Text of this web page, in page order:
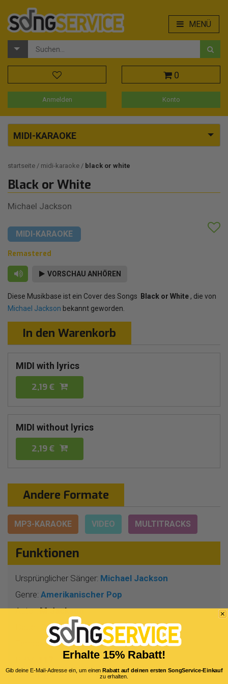
MENÜ
0
Anmelden Konto
MIDI-KARAOKE
startseite midi-karaoke black or white
Black or White
Michael Jackson
MIDI-KARAOKE
Remastered
VORSCHAU ANHÖREN
Diese Musikbase ist ein Cover des Songs Black or White , die von
Michael Jackson bekannt geworden.
In den Warenkorb
MIDI with lyrics
2,19 €
MIDI without lyrics
2,19 €
Andere Formate
MP3-KARAOKE VIDEO MULTITRACKS
Funktionen
Ursprünglicher Sänger: Michael Jackson
Genre: Amerikanischer Pop
Autor:M.Jackson
3 Min 16 Sekunden
4/4
Tonart: E
Erhalte 15% Rabatt!
Gib deine E-Mail-Adresse ein, um einenRabatt auf deinen ersten SongService-Einkauf
zu erhalten.